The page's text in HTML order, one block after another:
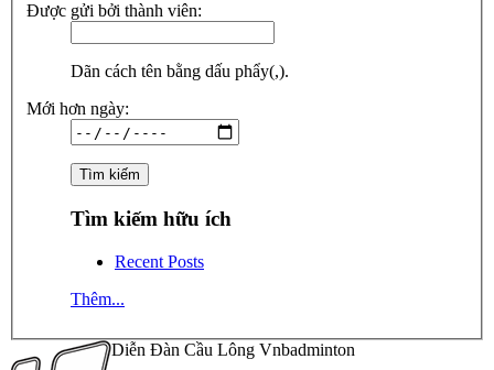
Được gửi bởi thành viên:
Dãn cách tên bằng dấu phẩy(,).
Mới hơn ngày:
Tìm kiếm hữu ích
Recent Posts
Thêm...
Diễn Đàn Cầu Lông Vnbadminton